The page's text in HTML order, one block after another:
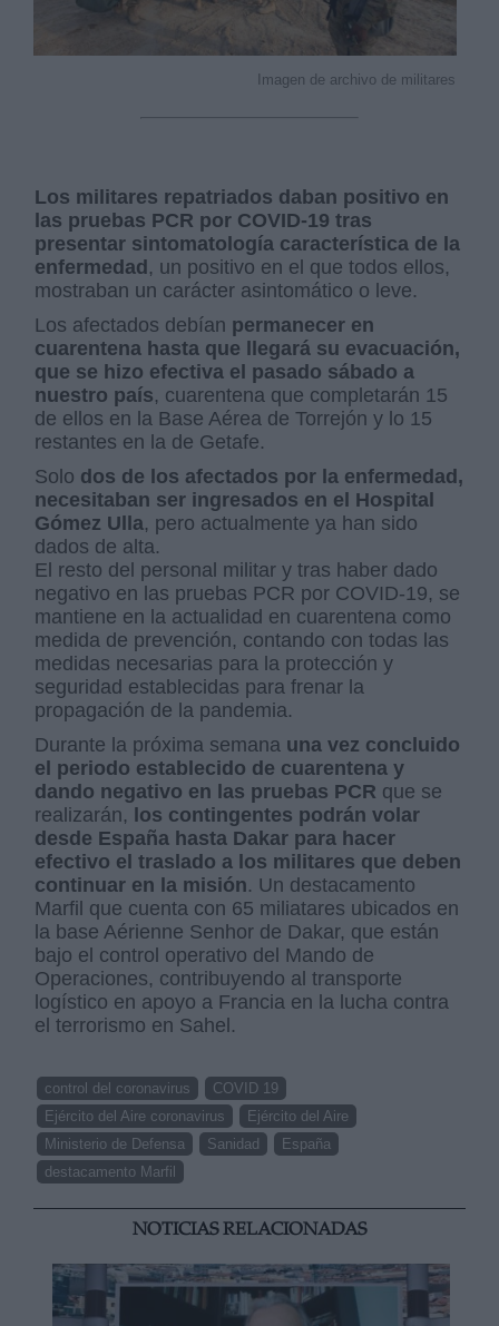
Imagen de archivo de militares
Los militares repatriados daban positivo en
las pruebas PCR por COVID-19 tras
presentar sintomatología característica de la
enfermedad, un positivo en el que todos ellos,
mostraban un carácter asintomático o leve.
Los afectados debían permanecer en
cuarentena hasta que llegará su evacuación,
que se hizo efectiva el pasado sábado a
nuestro país, cuarentena que completarán 15
de ellos en la Base Aérea de Torrejón y lo 15
restantes en la de Getafe.
Solo dos de los afectados por la enfermedad,
necesitaban ser ingresados en el Hospital
Gómez Ulla, pero actualmente ya han sido
dados de alta.
El resto del personal militar y tras haber dado
negativo en las pruebas PCR por COVID-19, se
mantiene en la actualidad en cuarentena como
medida de prevención, contando con todas las
medidas necesarias para la protección y
seguridad establecidas para frenar la
propagación de la pandemia.
Durante la próxima semana una vez concluido
el periodo establecido de cuarentena y
dando negativo en las pruebas PCR que se
realizarán, los contingentes podrán volar
desde España hasta Dakar para hacer
efectivo el traslado a los militares que deben
continuar en la misión. Un destacamento
Marfil que cuenta con 65 miliatares ubicados en
la base Aérienne Senhor de Dakar, que están
bajo el control operativo del Mando de
Operaciones, contribuyendo al transporte
logístico en apoyo a Francia en la lucha contra
el terrorismo en Sahel.
control del coronavirus
COVID 19
Ejército del Aire coronavirus
Ejército del Aire
Ministerio de Defensa
Sanidad
España
destacamento Marfil
NOTICIAS RELACIONADAS